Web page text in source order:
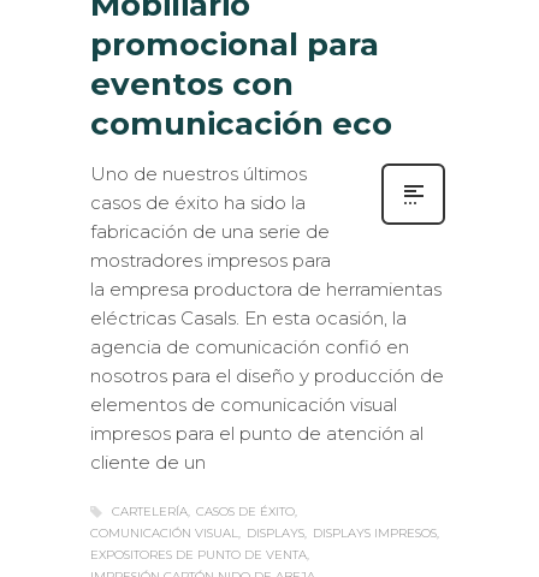
promocional para
eventos con
comunicación eco
casos de éxito ha sido la
fabricación de una serie de
mostradores impresos para
la empresa productora de herramientas
eléctricas Casals. En esta ocasión, la
agencia de comunicación confió en
nosotros para el diseño y producción de
elementos de comunicación visual
impresos para el punto de atención al
cliente de un
COMUNICACIÓN VISUAL
DISPLAYS
EXPOSITORES DE PUNTO DE VENTA
IMPRESIÓN CARTÓN NIDO DE ABEJA